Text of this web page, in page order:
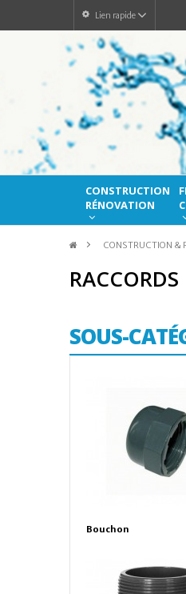
Lien rapide
CONSTRUCTION
RÉNOVATION
> CONSTRUCTION &
RACCORDS
SOUS-
Bouchon